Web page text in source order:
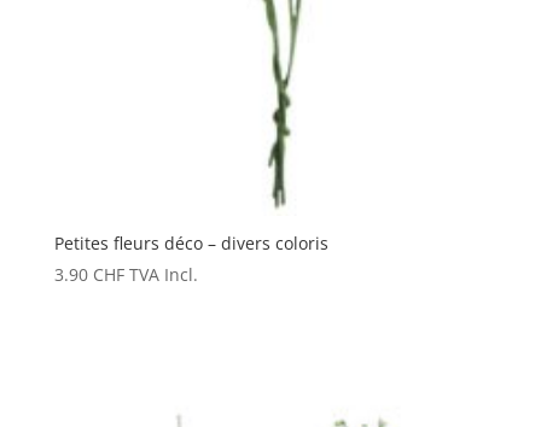
Petites fleurs déco – divers coloris
3.90 CHF TVA Incl.